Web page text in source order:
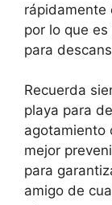
rápidamente
por lo que
para
Recuerda
playa para
agotamiento
mejor
para
amigo de